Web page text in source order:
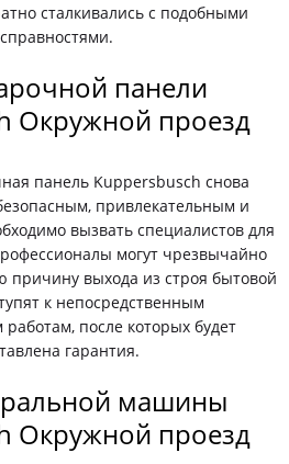
сталкивались с подобными
панели
Окружной проезд
панель Kuppersbusch снова
привлекательным и
вызвать специалистов для
могут чрезвычайно
причину выхода из строя бытовой
к непосредственным
после которых будет
гарантия.
машины
Окружной проезд